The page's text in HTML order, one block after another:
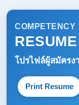
COMPETENCY
RESUME
โปรไฟล์ผู้สมัคร
Print Resume